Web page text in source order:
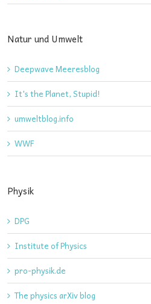
Natur und Umwelt
Deepwave Meeresblog
It's the Planet, Stupid!
umweltblog.info
WWF
Physik
DPG
Institute of Physics
pro-physik.de
The physics arXiv blog